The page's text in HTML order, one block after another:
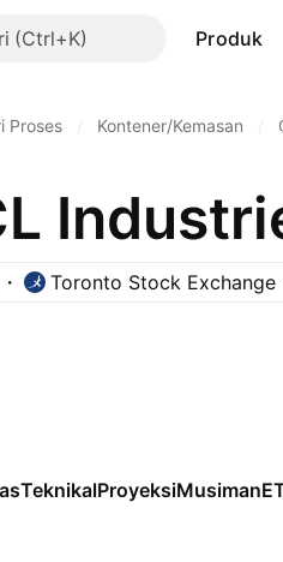
Produk
Proses Kontener/Kemasan
Toronto Stock Exchange
TeknikalProyeksiMusiman